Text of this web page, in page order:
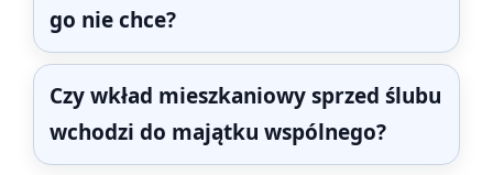
go nie chce?
Czy wkład mieszkaniowy sprzed ślubu
wchodzi do majątku wspólnego?